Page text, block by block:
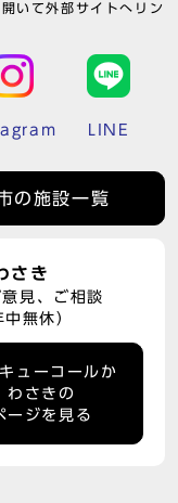
いて外部サイトへリン
LINE
の施設一覧
さき
見、ご相談
無休）
ューコールか
わさきの
ージを見る